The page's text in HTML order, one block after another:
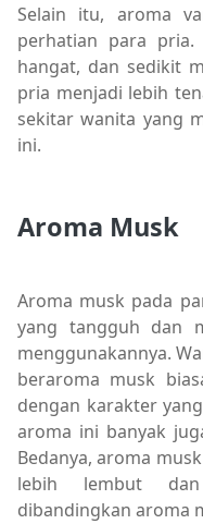
Selain itu, aroma
perhatian para pria.
hangat, dan sedikit
pria menjadi lebih
sekitar wanita yang
ini.
Aroma Musk
Aroma musk pada
yang tangguh dan
menggunakannya.
beraroma musk
dengan karakter
aroma ini banyak
Bedanya, aroma
lebih lembut
dibandingkan aroma